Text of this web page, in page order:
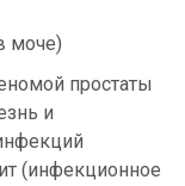
моче)
простаты
и
(инфекционное